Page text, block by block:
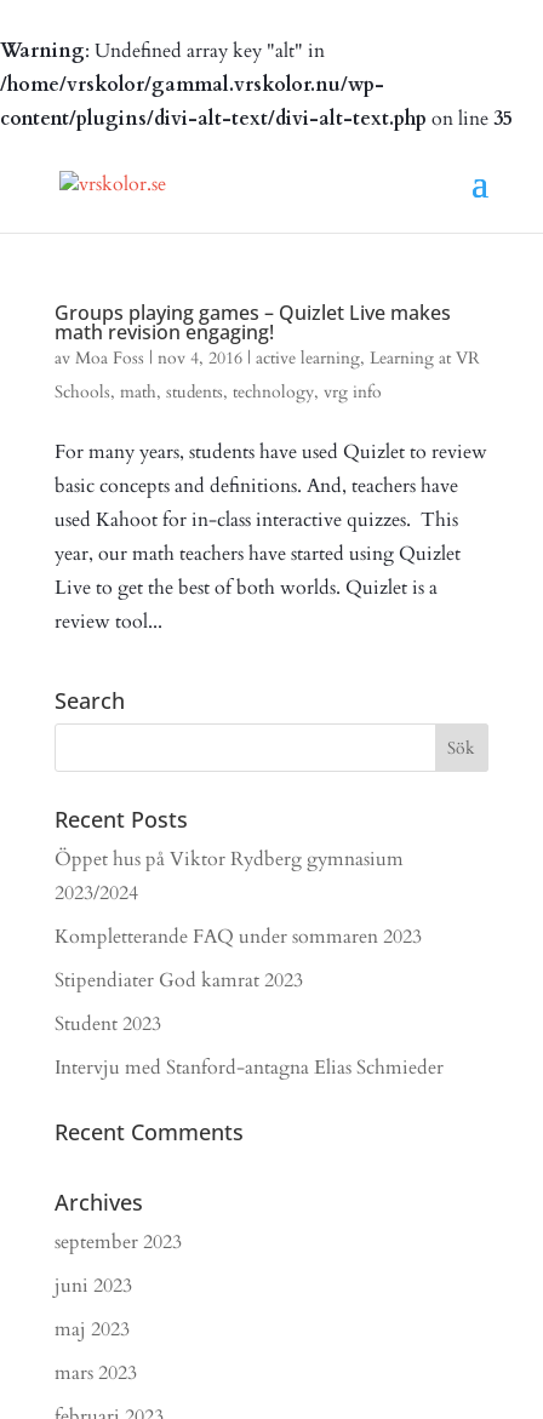
Warning: Undefined array key "alt" in
/home/vrskolor/gammal.vrskolor.nu/wp-
content/plugins/divi-alt-text/divi-alt-text.php on line35
Groups playing games – Quizlet Live makes
math revision engaging!
av Moa Foss | nov 4, 2016| active learning, Learning at VR
Schools, math, students, technology, vrg info
For many years, students have used Quizlet to review
basic concepts and definitions. And, teachers have
used Kahoot for in-class interactive quizzes. This
year, our math teachers have started using Quizlet
Live to get the best of both worlds. Quizlet is a
review tool...
Search
Recent Posts
Öppet hus på Viktor Rydberg gymnasium
2023/2024
Kompletterande FAQ under sommaren 2023
Stipendiater God kamrat 2023
Student 2023
Intervju med Stanford-antagna Elias Schmieder
Recent Comments
Archives
september 2023
juni 2023
maj 2023
mars 2023